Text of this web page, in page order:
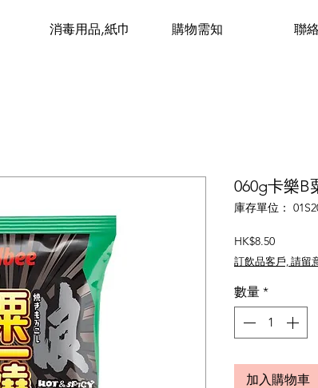
消毒用品,紙巾 購物需知 聯
060g卡樂B
庫存單位：
HK$8.50價
格
訂飲品客戶, 請留
數量 *
加入購物車